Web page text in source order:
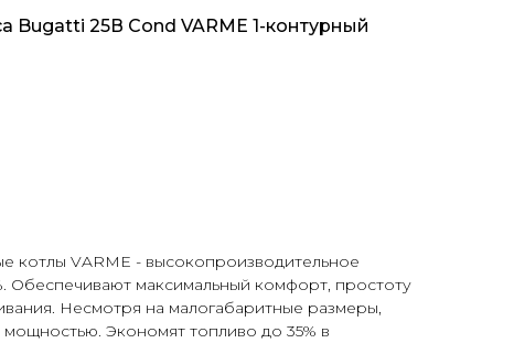
Bugatti 25В Cond VARME 1-контурный
котлы VARME - высокопроизводительное
Обеспечивают максимальный комфорт, простоту
Несмотря на малогабаритные размеры,
Экономят топливо до 35% в